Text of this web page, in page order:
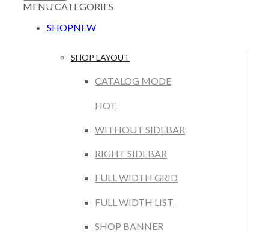
MENUCATEGORIES
SHOPNEW
SHOP LAYOUT
CATALOG MODE
HOT
WITHOUT SIDEBAR
RIGHT SIDEBAR
FULL WIDTH GRID
FULL WIDTH LIST
SHOP BANNER